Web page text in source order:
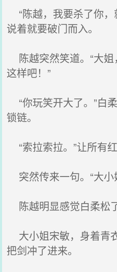
“陈越，我要杀了你，
说着就要破门而入。
陈越突然笑道。“大
这样吧！”
“你玩笑开大了。”白
锁链。
“索拉索拉。”让所有
突然传来一句。“大小
陈越明显感觉白柔松
大小姐宋敏，身着青
把剑冲了进来。